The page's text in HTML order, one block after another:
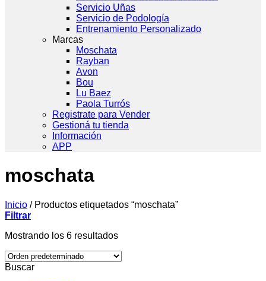
Servicio Uñas
Servicio de Podología
Entrenamiento Personalizado
Marcas
Moschata
Rayban
Avon
Bou
Lu Baez
Paola Turrós
Registrate para Vender
Gestioná tu tienda
Información
APP
moschata
Inicio /Productos etiquetados “moschata”
Filtrar
Mostrando los 6 resultados
Buscar